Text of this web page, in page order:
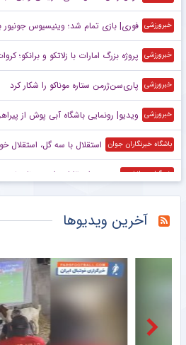
خبرورزشی فوری| بازی تمام شد؛ وینیسیوس جونیور
خبرورزشی پروژه بزرگ امارات با زلاتکو و برانکو؛ کروات‌ها
خبرورزشی پاری‌سن‌ژرمن ستاره موناکو را شکار کرد
خبرورزشی ویدیو| رونمایی باشگاه آبی پوش از
باشگاه خبرنگاران جوان استقلال با سه گل، استقلال
خبرگزاری دانشجو پیروزی استقلال برابر هم نام
پیروزی استقلال مقابل هم‌نام
خبرانلاین افشای رفتارهای غیراخلاقی فدراسیون
آخرین ویدیوها